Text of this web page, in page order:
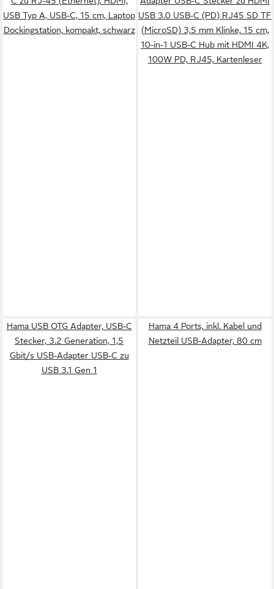
USB Typ A, USB-C, 15 cm, Laptop
Dockingstation, kompakt, schwarz
USB 3.0 USB-C (PD) RJ45 SD TF
(MicroSD) 3,5 mm Klinke, 15 cm,
10-in-1 USB-C Hub mit HDMI 4K,
100W PD, RJ45, Kartenleser
Hama USB OTG Adapter, USB-C
Stecker, 3.2 Generation, 1,5
Gbit/s USB-Adapter USB-C zu
USB 3.1 Gen 1
Hama 4 Ports, inkl. Kabel und
Netzteil USB-Adapter, 80 cm